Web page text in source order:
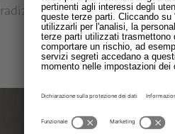
creano accenti di